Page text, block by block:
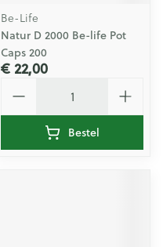
Be-Life
Natur D 2000 Be-life Pot
Caps 200
€ 22,00
Bestel